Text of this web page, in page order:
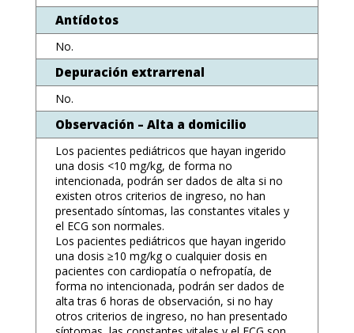
Antídotos
No.
Depuración extrarrenal
No.
Observación – Alta a domicilio
Los pacientes pediátricos que hayan ingerido
una dosis <10 mg/kg, de forma no
intencionada, podrán ser dados de alta si no
existen otros criterios de ingreso, no han
presentado síntomas, las constantes vitales y
el ECG son normales.
Los pacientes pediátricos que hayan ingerido
una dosis ≥10 mg/kg o cualquier dosis en
pacientes con cardiopatía o nefropatía, de
forma no intencionada, podrán ser dados de
alta tras 6 horas de observación, si no hay
otros criterios de ingreso, no han presentado